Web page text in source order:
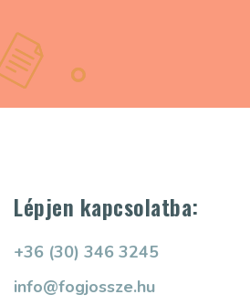
Lépjen kapcsolatba:
+36 (30) 346 3245
info@fogjossze.hu